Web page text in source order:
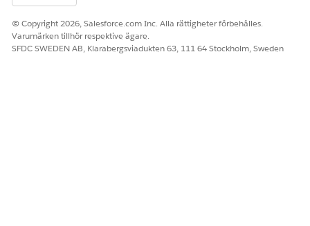
© Copyright 2026, Salesforce.com Inc. Alla rättigheter förbehålles.
Varumärken tillhör respektive ägare.
SFDC SWEDEN AB, Klarabergsviadukten 63, 111 64 Stockholm, Sweden